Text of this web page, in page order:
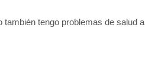
también tengo problemas de salud a